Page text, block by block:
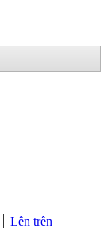
Lên trên